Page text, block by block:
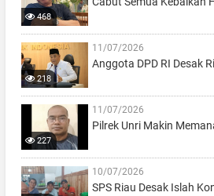
468
218
11/07/2026
Anggota DPD RI Desak
227
11/07/2026
Pilrek Unri Makin
10/07/2026
SPS Riau Desak Islah